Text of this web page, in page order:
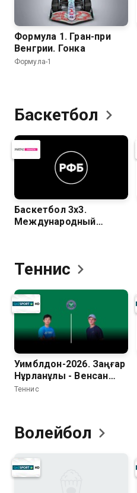
Формула 1. Гран-при
Венгрии. Гонка
Формула-1
Баскетбол
Баскетбол 3х3.
Международный
Теннис
Уимблдон-2026. Заңғар
Нұрланұлы - Венсан
Рейсах
Теннис
Волейбол